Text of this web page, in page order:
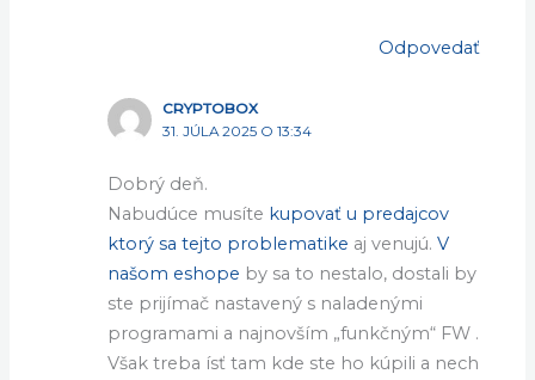
Odpovedať
CRYPTOBOX
31. JÚLA 2025 O 13:34
Dobrý deň.
Nabudúce musíte kupovať u predajcov
ktorý sa tejto problematike aj venujú.V
našom eshope by sa to nestalo, dostali by
ste prijímač nastavený s naladenými
programami a najnovším „funkčným“ FW .
Však treba ísť tam kde ste ho kúpili a nech